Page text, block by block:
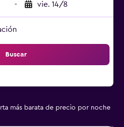
- vie. 14/8
Buscar
más barata de precio por noche